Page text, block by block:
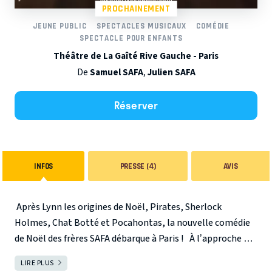
PROCHAINEMENT
JEUNE PUBLIC SPECTACLES MUSICAUX
COMÉDIE
SPECTACLE POUR ENFANTS
Théâtre de La Gaîté Rive Gauche - Paris
DeSamuel SAFA,Julien SAFA
Réserver
INFOS PRESSE (4) AVIS
Après Lynn les origines de Noël, Pirates, Sherlock
Holmes, Chat Botté et Pocahontas, la nouvelle comédie
de Noël des frères SAFA débarque à Paris ! À l’approche du
25 décembre, les lutins s’affairent dans l’atelier du Père
Noël… quand surgit le plus Grincheux, le plus Grognon, le
LIRE PLUS